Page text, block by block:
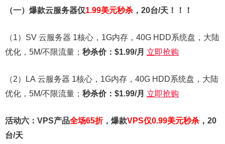
（一）爆款云服务器仅1.99美元秒杀 ，20台/天！！！
（1）SV 云服务器 1核心，1G内存，40G HDD系统盘，大陆
优化，5M/不限流量； 秒杀价：$1.99/月 立即抢购
（2）LA 云服务器 1核心，1G内存，40G HDD系统盘，大陆
优化，5M/不限流量； 秒杀价：$1.99/月 立即抢购
活动六：VPS产品全场65折，爆款VPS仅0.99美元秒杀 ，20
台/天